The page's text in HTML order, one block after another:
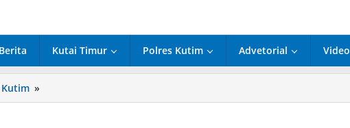
Berita Kutai Timur Polres Kutim Advetorial Video
»
Kutim